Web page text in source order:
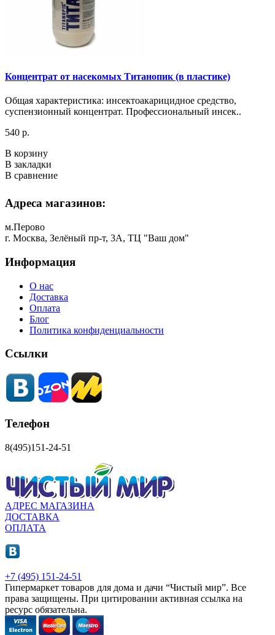
Концентрат от насекомых Титанопик (в пластике)
Общая характеристика: инсектоакарицидное средство,
суспензионный концентрат. Профессиональный инсек..
540 р.
В корзину
В закладки
В сравнение
Адреса магазинов:
м.Перово
г. Москва, Зелёный пр-т, 3А, ТЦ "Ваш дом"
Информация
О нас
Доставка
Оплата
Блог
Политика конфиденциальности
Ссылки
Телефон
8(495)151-24-51
АДРЕС МАГАЗИНА
ДОСТАВКА
ОПЛАТА
+7 (495) 151-24-51
Гипермаркет товаров для дома и дачи “Чистый мир”. Все
права защищены. При цитировании активная ссылка на
ресурс обязательна.